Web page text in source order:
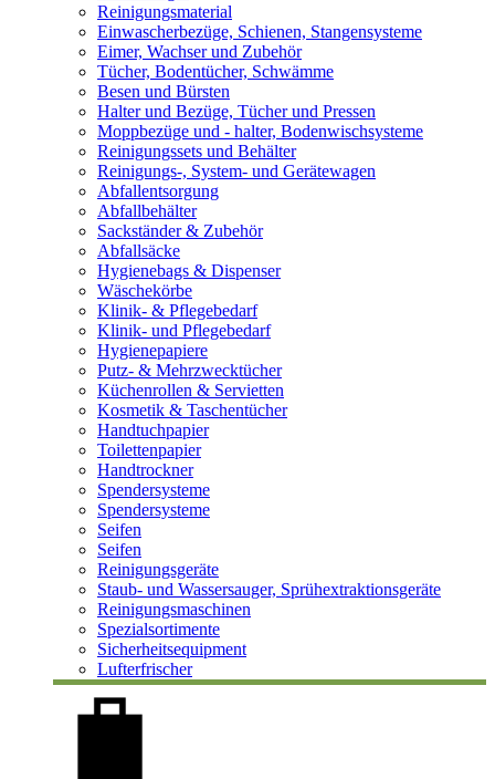
Reinigungsmaterial
Einwascherbezüge, Schienen, Stangensysteme
Eimer, Wachser und Zubehör
Tücher, Bodentücher, Schwämme
Besen und Bürsten
Halter und Bezüge, Tücher und Pressen
Moppbezüge und - halter, Bodenwischsysteme
Reinigungssets und Behälter
Reinigungs-, System- und Gerätewagen
Abfallentsorgung
Abfallbehälter
Sackständer & Zubehör
Abfallsäcke
Hygienebags & Dispenser
Wäschekörbe
Klinik- & Pflegebedarf
Klinik- und Pflegebedarf
Hygienepapiere
Putz- & Mehrzwecktücher
Küchenrollen & Servietten
Kosmetik & Taschentücher
Handtuchpapier
Toilettenpapier
Handtrockner
Spendersysteme
Spendersysteme
Seifen
Seifen
Reinigungsgeräte
Staub- und Wassersauger, Sprühextraktionsgeräte
Reinigungsmaschinen
Spezialsortimente
Sicherheitsequipment
Lufterfrischer